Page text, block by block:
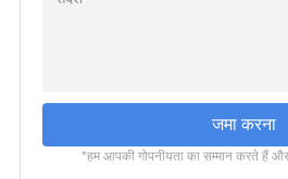
जमा करना
*हम आपकी गोपनीयता का सम्मान करते हैं और